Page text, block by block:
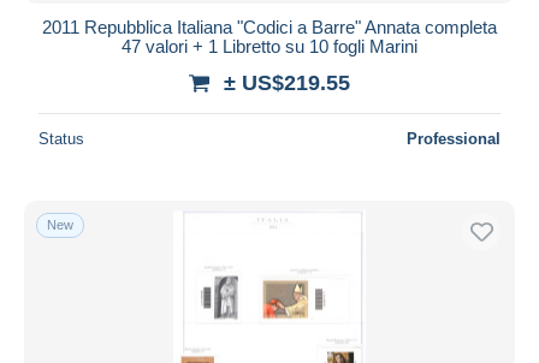
2011 Repubblica Italiana "Codici a Barre" Annata completa
47 valori + 1 Libretto su 10 fogli Marini
± US$219.55
Status Professional
New